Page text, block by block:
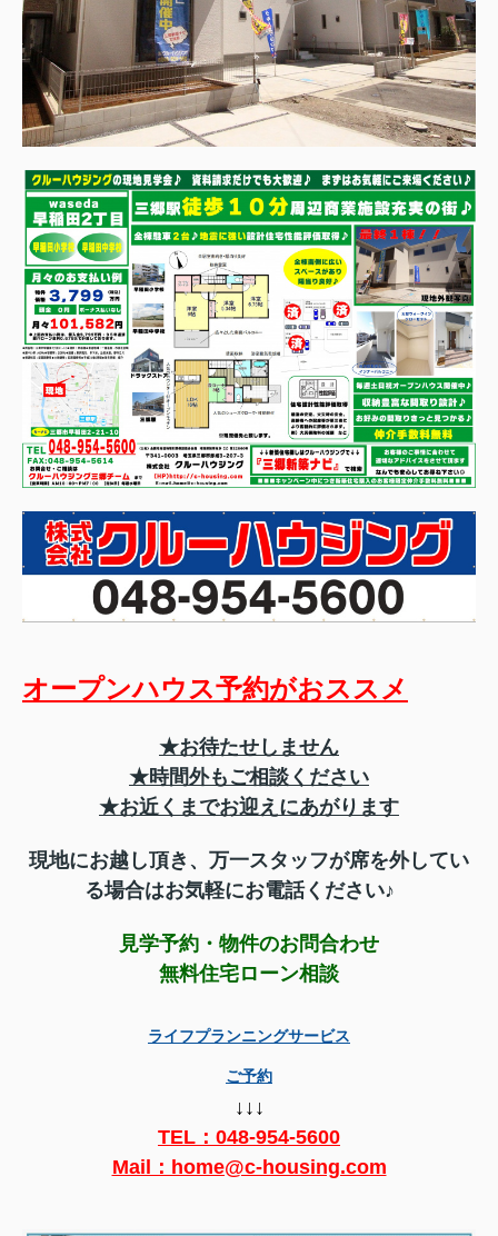
オープンハウス予約がおススメ
★お待たせしません
★時間外もご相談ください
★お近くまでお迎えにあがります
現地にお越し頂き、 万一スタッフが席を外してい
る場合はお気軽にお電話ください♪
見学予約・物件のお問合わせ
無料住宅ローン相談
ライフプランニングサービス
ご予約
↓↓↓
TEL： 048-954-5600
Mail：home@c-housing.com